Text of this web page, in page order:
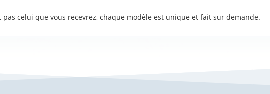
pas celui que vous recevrez, chaque modèle est unique et fait sur demande.